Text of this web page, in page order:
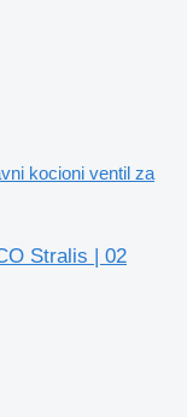
kocioni ventil za
Stralis | 02